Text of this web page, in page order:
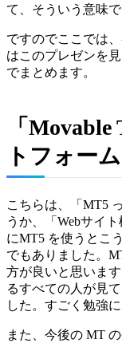
て、そういう意味
ですのでここでは
はこのプレゼンを
でまとめます。
「
トフォー
こちらは、「MT5
うか、「Webサイ
にMT5 を使うとこ
でもありました。
方が良いと思いま
るすべての人が見
した。すごく勉強に
また、今後の MT